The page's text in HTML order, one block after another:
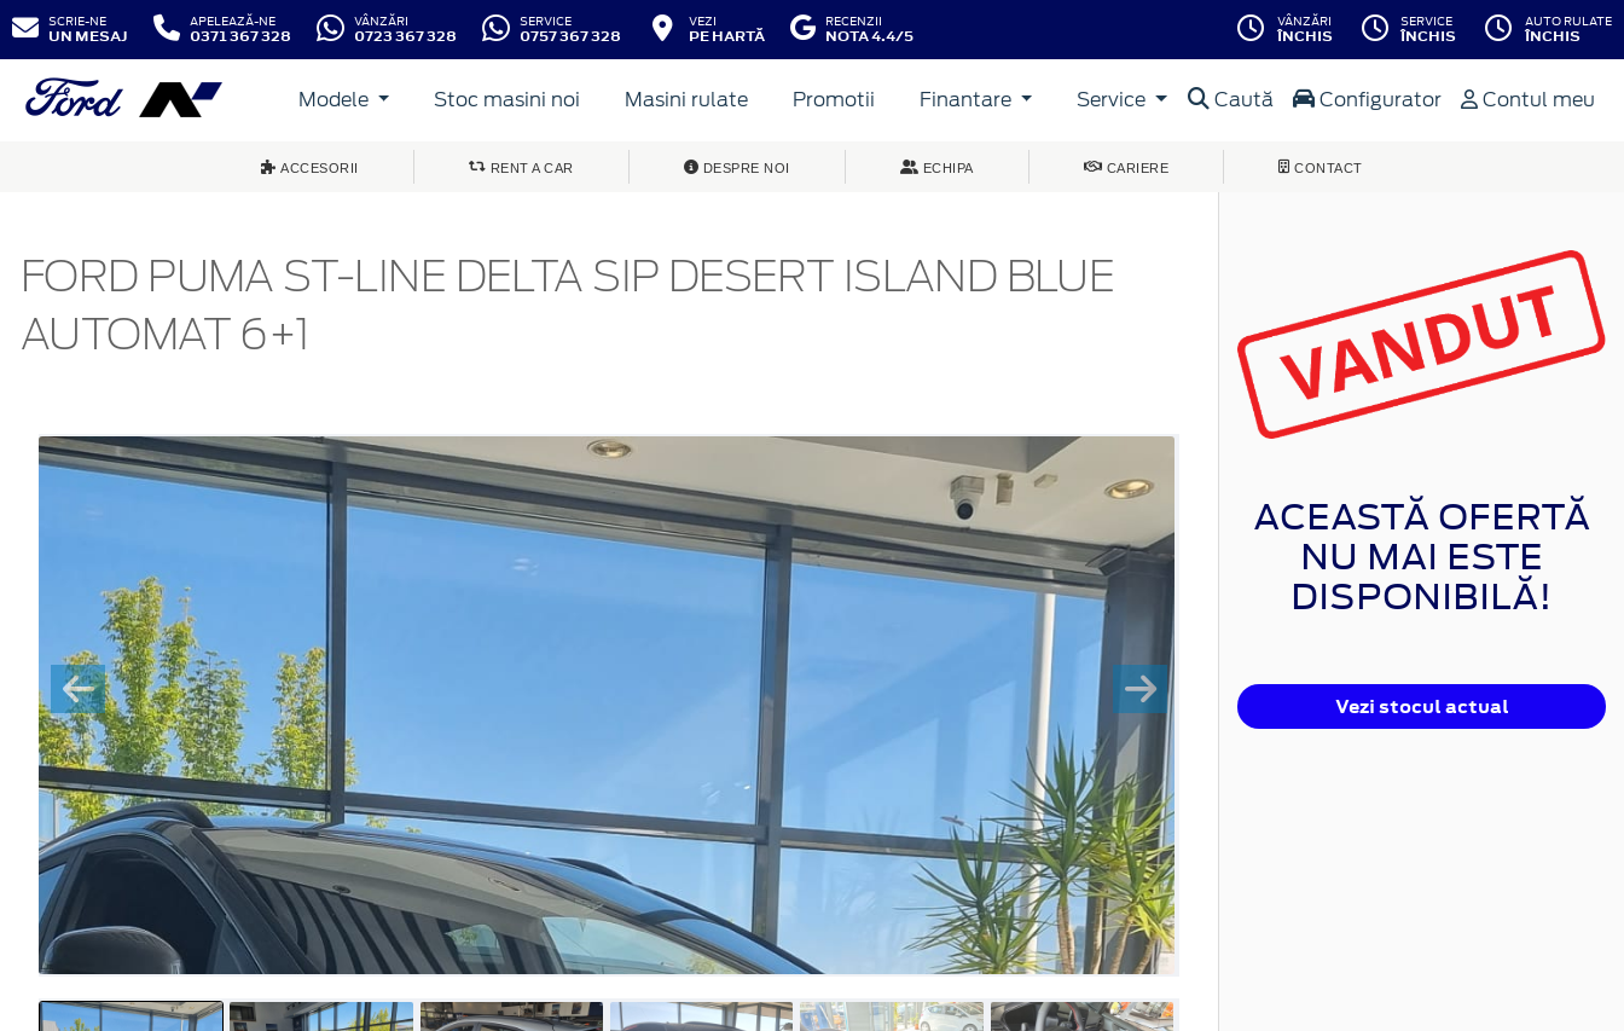
SCRIE-NE
UN MESAJ
APELEAZĂ-NE
0371 367 328
VÂNZĂRI
0723 367 328
SERVICE
0757 367 328
VEZI
PE HARTĂ
RECENZII
NOTA 4.4/5
VÂNZĂRI
ÎNCHIS
SERVICE
ÎNCHIS
AUTO RULATE
ÎNCHIS
Modele Stoc masini noi Masini rulate Promotii Finantare Service Caută Configurator Contul meu
ACCESORII RENT A CAR DESPRE NOI ECHIPA CARIERE CONTACT
FORD PUMA ST-LINE DELTA SIP DESERT ISLAND BLUE
AUTOMAT 6+1
ACEASTĂ OFERTĂ
NU MAI ESTE
DISPONIBILĂ!
Vezi stocul actual